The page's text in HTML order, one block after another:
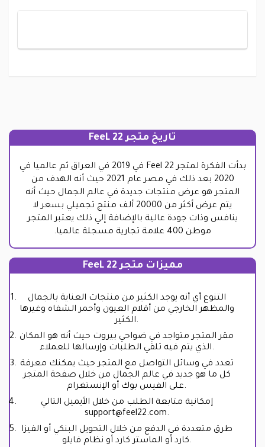
تاريخ متجر FeeL 22
بدأت الفكرة لمتجر Feel 22 في 2019 في العراق ثم عالميا في
2020 بعد ذلك في مصر عام 2021 حيث أنه الهدف من
المتجر هو عرض منتجات جديدة في عالم الجمال حيث أنه
يتم عرض أكثر من 20000 ألف منتج تجميلي بسعر لا
ينافس وذات جودة عالية بالإضافة إلي ذلك يعتبر المتجر
موطن 400 علامة تجارية مسجلة عالميا.
مميزات متجر FeeL 22
التنوع أي أنه يوجد الكثير من منتجات العناية بالجمال
والمظهر الخارجي من أقلام العيون وأحمر الشفاه وغيرها
الكثير.
مقر المتجر متواجد في ضواحي بيروت حيث أنه هو المكان
الذي يتم فيه تلقي الطلبات وإرسالها للعملاء.
تعدد في وسائل التواصل مع المتجر حيث يمكنك معرفة
كل ما هو جديد في عالم الجمال من خلال صفحة المتجر
على الفيس بوك أو الإنستغرام.
إمكانية متابعة الطلب من خلال الأيميل التالي
support@feel22.com.
طرق متعددة في الدفع من خلال التحويل البنكي أو الفيزا
كارد أو الماستر كارد أو نظام فايلو.